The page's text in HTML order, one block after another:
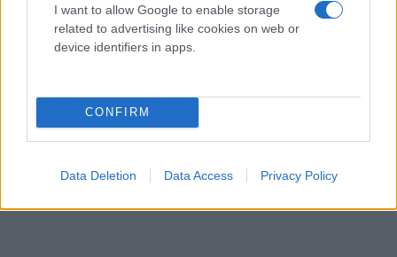
I want to allow Google to enable storage
related to advertising like cookies on web or
device identifiers in apps.
CONFIRM
Data Deletion Data Access Privacy Policy
μην στερούν οι αρνητές γονείς στα παιδιά το
δικαίωμα της γνώσης και της παιδείας».